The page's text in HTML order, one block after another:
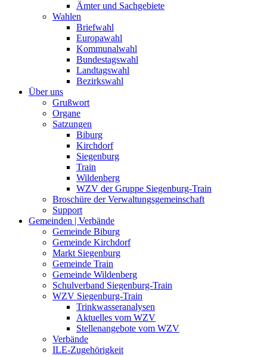
Ämter und Sachgebiete
Wahlen
Briefwahl
Europawahl
Kommunalwahl
Bundestagswahl
Landtagswahl
Bezirkswahl
Über uns
Grußwort
Organe
Satzungen
Biburg
Kirchdorf
Siegenburg
Train
Wildenberg
WZV der Gruppe Siegenburg-Train
Broschüre der Verwaltungsgemeinschaft
Support
Gemeinden | Verbände
Gemeinde Biburg
Gemeinde Kirchdorf
Markt Siegenburg
Gemeinde Train
Gemeinde Wildenberg
Schulverband Siegenburg-Train
WZV Siegenburg-Train
Trinkwasseranalysen
Aktuelles vom WZV
Stellenangebote vom WZV
Verbände
ILE-Zugehörigkeit